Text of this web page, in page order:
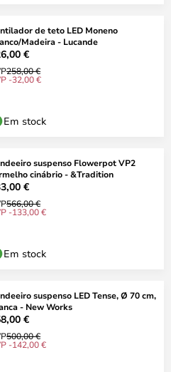
de teto LED Moneno
Madeira - Lucande
€
258,00 €
-32,00 €
Em stock
suspenso Flowerpot VP2
cinábrio - &Tradition
€
566,00 €
-133,00 €
Em stock
suspenso LED Tense, Ø 70 cm,
- New Works
€
500,00 €
-142,00 €